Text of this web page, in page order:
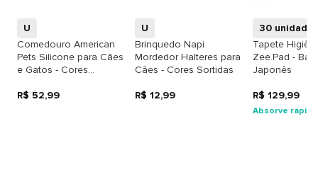
U
Comedouro American
Pets Silicone para Cães
e Gatos - Cores
R$ 52,99
U
Brinquedo Napi
Mordedor Halteres para
Cães - Cores Sortidas
R$ 12,99
30 unidades
Tapete
Zee.Pad -
Japonês
R$ 129,99
Absorve rápido